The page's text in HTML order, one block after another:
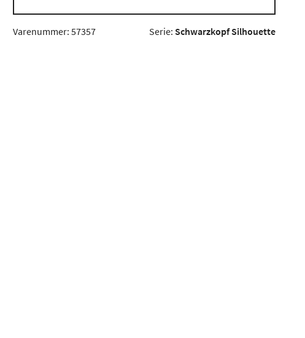
Varenummer: 57357 Serie: Schwarzkopf Silhouette